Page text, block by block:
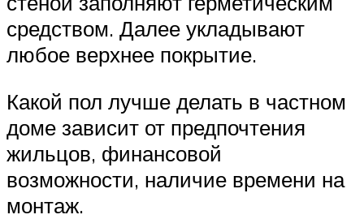
средством. Далее укладывают
любое верхнее покрытие.
Какой пол лучше делать в частном
доме зависит от предпочтения
жильцов, финансовой
возможности, наличие времени на
монтаж.